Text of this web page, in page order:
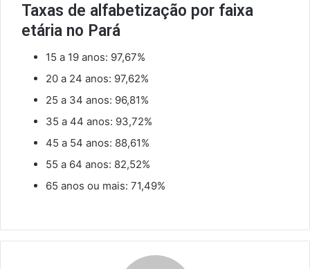
Taxas de alfabetização por faixa
etária no Pará
15 a 19 anos: 97,67%
20 a 24 anos: 97,62%
25 a 34 anos: 96,81%
35 a 44 anos: 93,72%
45 a 54 anos: 88,61%
55 a 64 anos: 82,52%
65 anos ou mais: 71,49%